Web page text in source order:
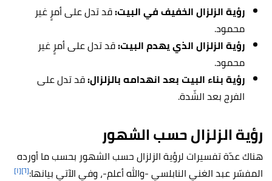
رؤية الزلزال الخفيف في البيت:قد تدل على أمرٍ غير
محمود.
رؤية الزلزال الذي يهدم البيت:قد تدل على أمرٍ غير
محمود.
رؤية بناء البيت بعد انهدامه بالزلزال:قد تدل على
الفرج بعد الشّدة.
رؤية الزلزال حسب الشهور
هناك عدّة تفسيرات لرؤية الزلزال حسب الشهور بحسب ما أورده
المفسّر عبد الغني النابلسي -والله أعلم-، وفي الآتي بيانها:[٦] [١]